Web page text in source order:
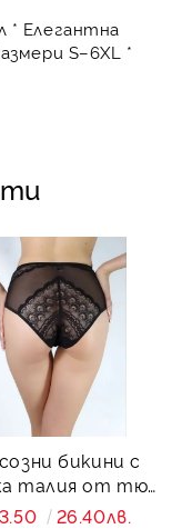
* Елегантна
S–6XL *
бикини с
талия от тюл
Charity
26.40лв.